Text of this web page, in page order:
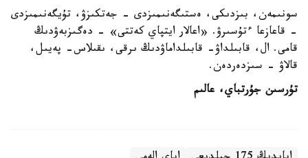
سونىمەن، بىزدىكى، ەستىگەنىمىزدى - جەتكىزۋ، تۇيگەنىمىزدى
- قاعازعا ءتۇسىرۋ. «اعالار ايتپاي كەتتى» - دەگىزبەۋدىڭ
قامى. ال، قابىلداۋ- قابىلداماۋدىڭ ىرقى، ىقىلاس- پەيىل،
قالاۋ - سىزدەردەن.
تۇرسىن جۇرتباي، عالىم